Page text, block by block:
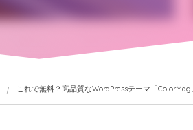
これで無料？高品質なWordPressテーマ「